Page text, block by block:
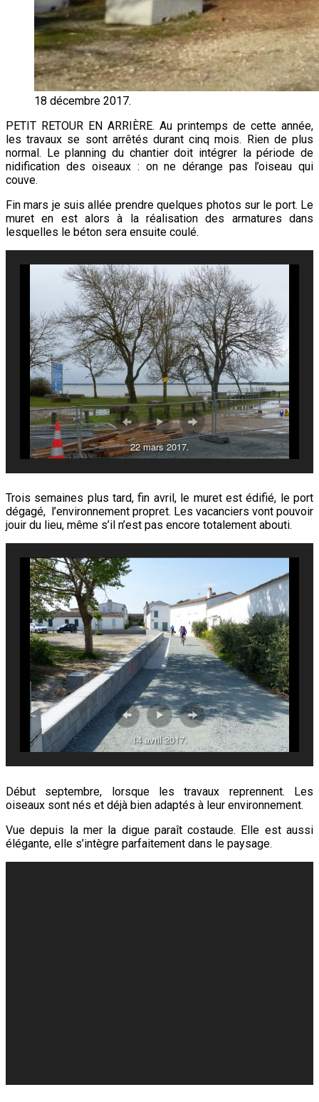
18 décembre 2017.
PETIT RETOUR EN ARRIÈRE. Au printemps de cette année,
les travaux se sont arrêtés durant cinq mois. Rien de plus
normal. Le planning du chantier doit intégrer la période de
nidification des oiseaux : on ne dérange pas l’oiseau qui
couve.
Fin mars je suis allée prendre quelques photos sur le port. Le
muret en est alors à la réalisation des armatures dans
lesquelles le béton sera ensuite coulé.
22 mars 2017.
Trois semaines plus tard, fin avril, le muret est édifié, le port
dégagé, l’environnement propret. Les vacanciers vont pouvoir
jouir du lieu, même s’il n’est pas encore totalement abouti.
14 avril 2017.
Début septembre, lorsque les travaux reprennent. Les
oiseaux sont nés et déjà bien adaptés à leur environnement.
Vue depuis la mer la digue paraît costaude. Elle est aussi
élégante, elle s’intègre parfaitement dans le paysage.